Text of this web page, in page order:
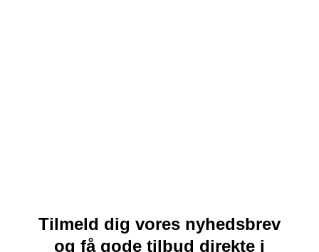
Tilmeld dig vores nyhedsbrev
og få gode tilbud direkte i